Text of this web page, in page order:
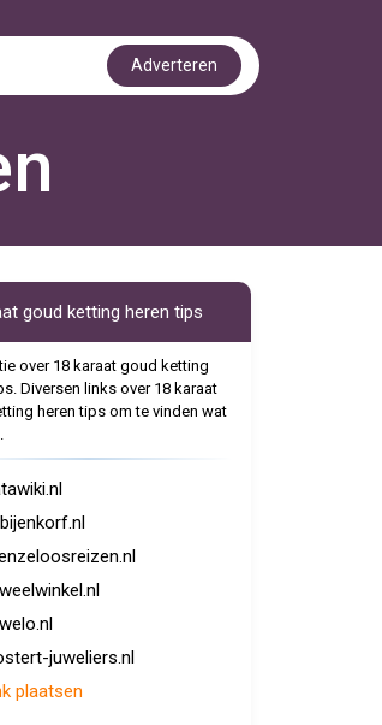
Adverteren
goud ketting heren tips
over 18 karaat goud ketting
Diversen links over 18 karaat
heren tips om te vinden wat
juweliers.nl
plaatsen